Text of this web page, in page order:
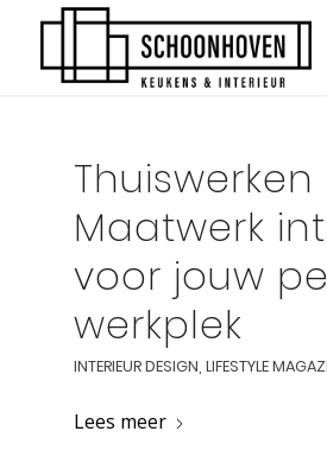
Thuiswerken
Maatwerk
voor jouw
werkplek
INTERIEUR DESIGN ,LIFESTYLE
Lees meer